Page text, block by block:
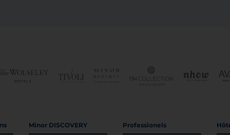
Minor DISCOVERY Professionels